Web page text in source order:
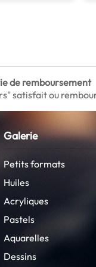
de remboursement
satisfait ou
Galerie
Petits formats
Huiles
Acryliques
Pastels
Aquarelles
Dessins